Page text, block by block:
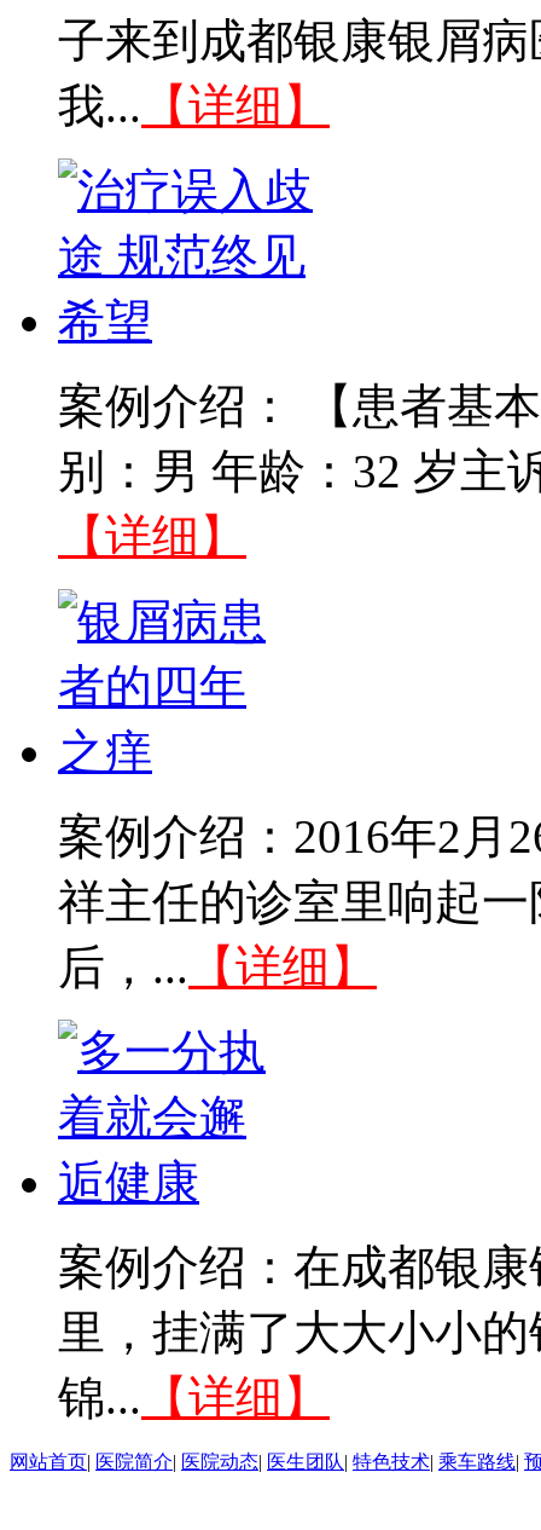
子来到成都银康银屑
我... 【详细】
案例介绍： 【患者基
别：男 年龄：32 岁主
【详细】
案例介绍：2016年2月
祥主任的诊室里响起
后，... 【详细】
案例介绍：在成都银
里，挂满了大大小小
锦... 【详细】
网站首页| 医院简介| 医院动态| 医生团队| 特色技术| 乘车路线|